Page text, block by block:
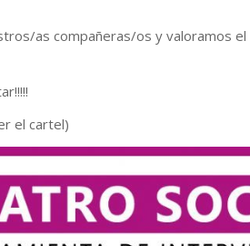
as compañeras/os y valoramos
el cartel)